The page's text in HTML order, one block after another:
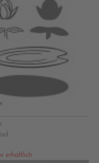
erhältlich